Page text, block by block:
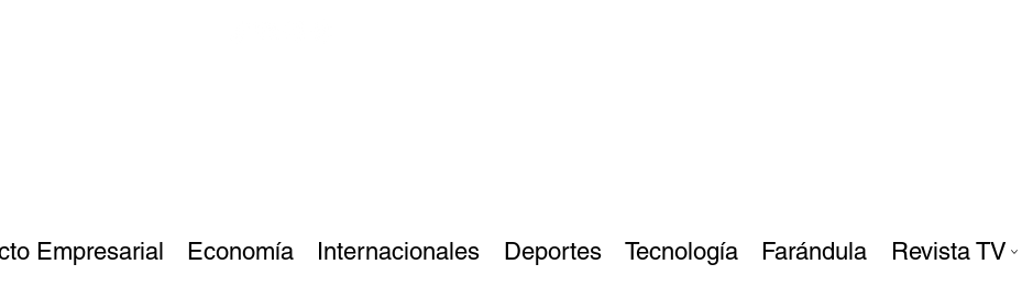
Empresarial Economía Internacionales Deportes Tecnología Farándula Revista TV